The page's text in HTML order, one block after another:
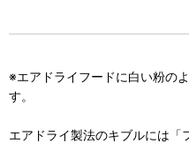
※エアドライフードに白い粉の
す。
エアドライ製法のキブルには「